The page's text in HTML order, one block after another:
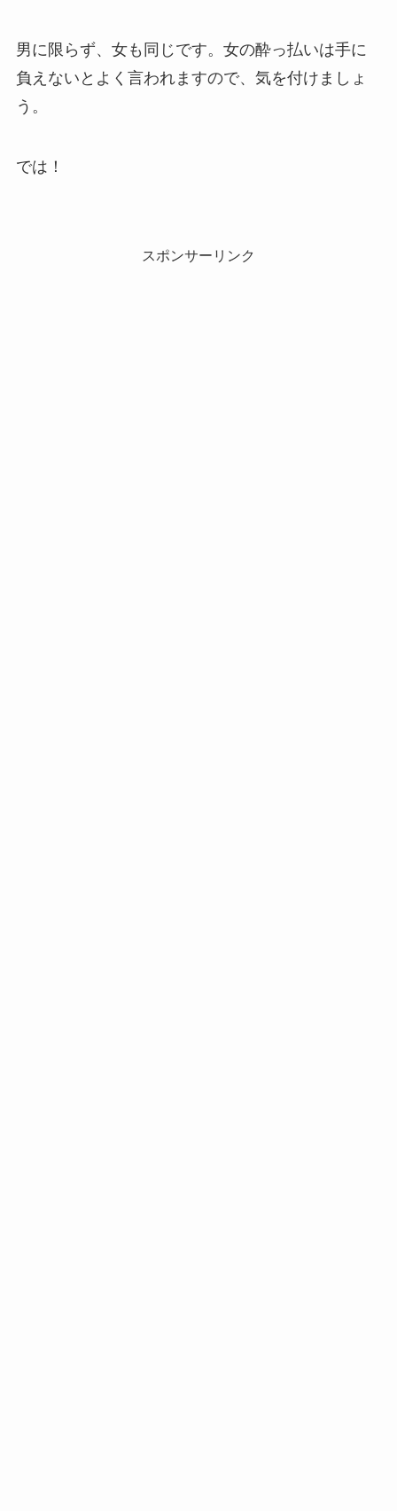
男に限らず、女も同じです。女の酔っ払いは手に
負えないとよく言われますので、気を付けましょ
う。
では！
スポンサーリンク